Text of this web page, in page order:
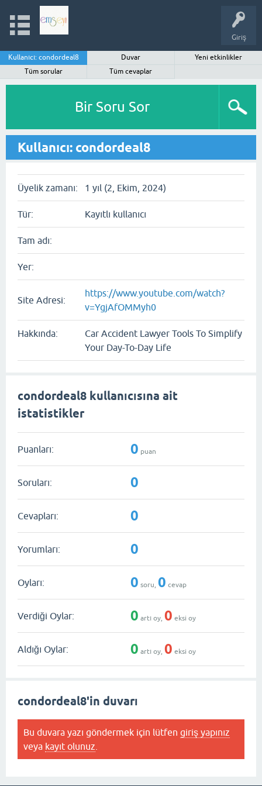
Giriş
Kullanıcı: condordeal8 Duvar
Yeni etkinlikler
Tüm sorular
Tüm cevaplar
Bir Soru Sor
Kullanıcı: condordeal8
Üyelik zamanı: 1 yıl (2, Ekim, 2024)
Tür: Kayıtlı kullanıcı
Tam adı:
Yer:
Site Adresi:
https://www.youtube.com/watch?
v=YgjAfOMMyh0
Hakkında:
Car Accident Lawyer Tools To Simplify
Your Day-To-Day Life
condordeal8 kullanıcısına ait
istatistikler
Puanları: 0 puan
Soruları: 0
Cevapları: 0
Yorumları: 0
Oyları: 0 soru, 0 cevap
Verdiği Oylar: 0 artı oy, 0 eksi oy
Aldığı Oylar: 0 artı oy, 0 eksi oy
condordeal8'in duvarı
Bu duvara yazı göndermek için lütfen giriş yapınız
veya kayıt olunuz